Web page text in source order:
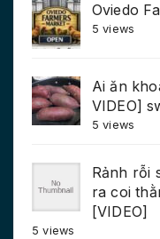
Oviedo
5 views
Ai ăn
VIDEO]
5 views
Rảnh rỗi
ra coi
[VIDEO]
5 views